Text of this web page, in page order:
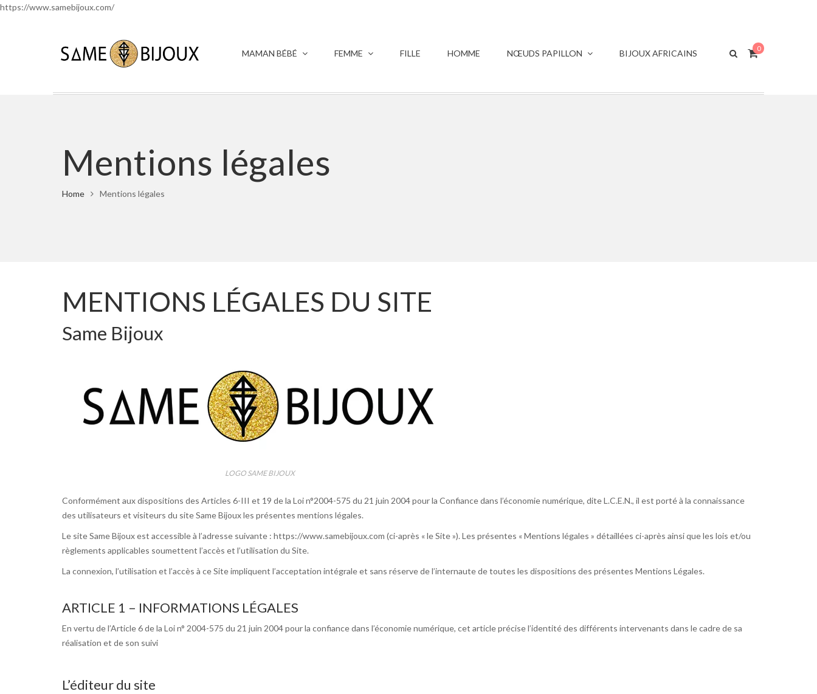
https://www.samebijoux.com/
MAMAN BÉBÉ FEMME FILLE HOMME NŒUDS PAPILLON BIJOUX AFRICAINS 0
Mentions légales
Home Mentions légales
MENTIONS LÉGALES DU SITE
Same Bijoux
LOGO SAME BIJOUX
Conformément aux dispositions des Articles 6-III et 19 de la Loi n°2004-575 du 21 juin 2004 pour la Confiance dans l’économie numérique, dite L.C.E.N., il est porté à la connaissance
des utilisateurs et visiteurs du site Same Bijoux les présentes mentions légales.
Le site Same Bijoux est accessible à l’adresse suivante : https://www.samebijoux.com (ci-après « le Site »). Les présentes « Mentions légales » détaillées ci-après ainsi que les lois et/ou
règlements applicables soumettent l’accès et l’utilisation du Site.
La connexion, l’utilisation et l’accès à ce Site impliquent l’acceptation intégrale et sans réserve de l’internaute de toutes les dispositions des présentes Mentions Légales.
ARTICLE 1 – INFORMATIONS LÉGALES
En vertu de l’Article 6 de la Loi n° 2004-575 du 21 juin 2004 pour la confiance dans l’économie numérique, cet article précise l’identité des différents intervenants dans le cadre de sa
réalisation et de son suivi
L’éditeur du site